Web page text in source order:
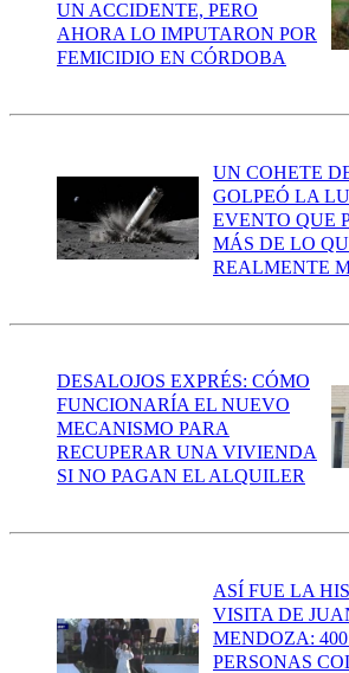
UN ACCIDENTE, PERO
AHORA LO IMPUTARON POR
FEMICIDIO EN CÓRDOBA
UN COHETE
GOLPEÓ LA
EVENTO QUE
MÁS DE LO
REALMENTE
DESALOJOS EXPRÉS: CÓMO
FUNCIONARÍA EL NUEVO
MECANISMO PARA
RECUPERAR UNA VIVIENDA
SI NO PAGAN EL ALQUILER
ASÍ FUE LA
VISITA DE
MENDOZA:
PERSONAS